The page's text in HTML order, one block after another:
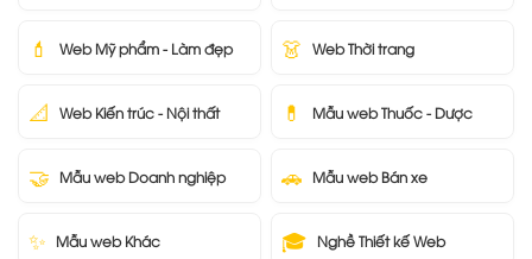
💄 Web Mỹ phẩm - Làm đẹp 👗 Web Thời trang
📐 Web Kiến trúc - Nội thất 💊 Mẫu web Thuốc - Dược
🤝 Mẫu web Doanh nghiệp 🚗 Mẫu web Bán xe
✨ Mẫu web Khác 🎓 Nghề Thiết kế Web